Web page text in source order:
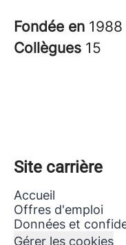
Fondée en 1988
Collègues 15
Site carrière
Accueil
Offres d'emploi
Données et
Gérer les cookies